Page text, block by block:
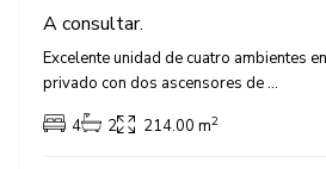
A consultar.
Excelente unidad de cuatro ambientes
privado con dos ascensores de...
4
2 214.00 m2